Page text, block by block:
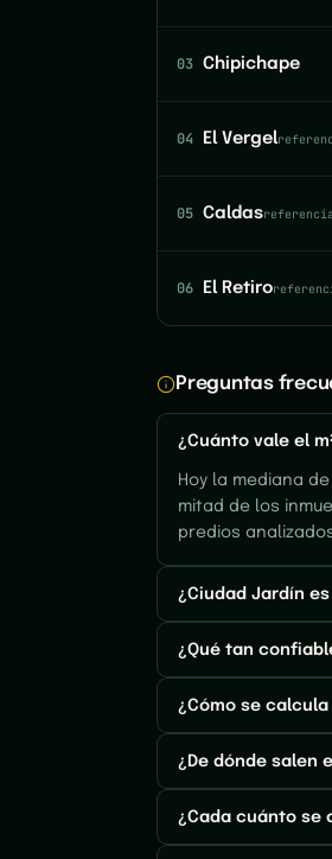
03 Chipichape
04 El Vergel
05 Caldasreferencia
06 El Retiro
Preguntas
¿Cuánto vale el
Hoy la mediana
mitad de los
predios
¿Ciudad Jardín
¿Qué tan
¿Cómo se
¿De dónde salen
¿Cada cuánto se